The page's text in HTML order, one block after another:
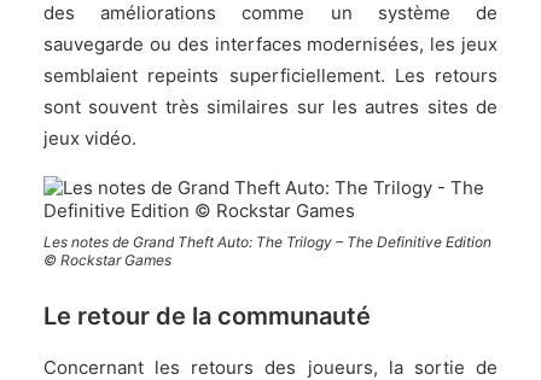
des améliorations comme un système de
sauvegarde ou des interfaces modernisées, les jeux
semblaient repeints superficiellement. Les retours
sont souvent très similaires sur les autres sites de
jeux vidéo.
Les notes de Grand Theft Auto: The Trilogy – The Definitive Edition
© Rockstar Games
Le retour de la communauté
Concernant les retours des joueurs, la sortie de